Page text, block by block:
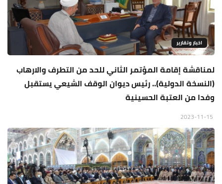
اخبار وتقارير
لمناقشة إقامة المؤتمر الثاني للحد من التطرف والارهاب
(النسخة الدولية).. رئيس ديوان الوقف الشيعي يستقبل
وفدا من العتبة الحسينية